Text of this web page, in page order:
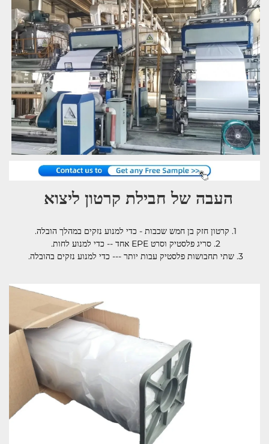
העבה של חבילת קרטון ליצוא
1. קרטון חזק בן חמש שכבות - כדי למנוע נזקים במהלך הובלה.
2. סריג פלסטיק וסרט EPE אחד -- כדי למנוע לחות.
3. שתי תחבושות פלסטיק עבות יותר --- כדי למנוע נזקים בהובלה.